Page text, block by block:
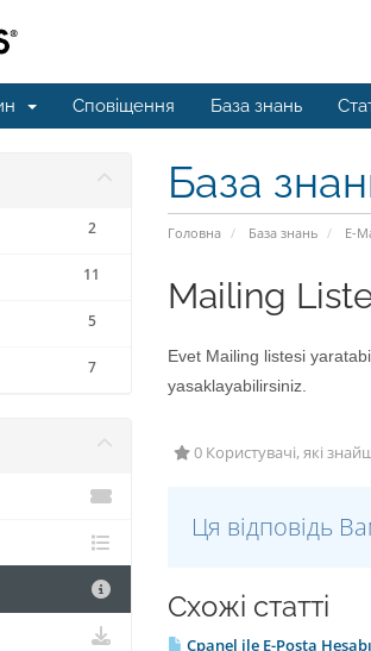
Сповіщення База знань
База
Головна База знань E-
2
11
5
7
Mailing
Evet Mailing listesi
yasaklayabilirsiniz.
0 Користувачі, які
Ця відповідь
Схожі статті
Cpanel ile E-Posta